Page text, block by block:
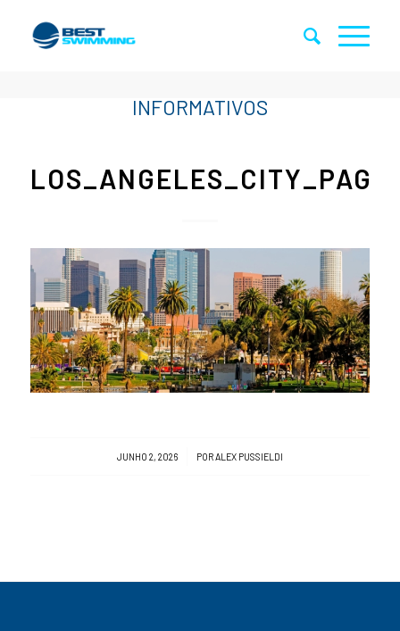
JUNHO 2, 2026
/ PORALEX PUSSIELDI